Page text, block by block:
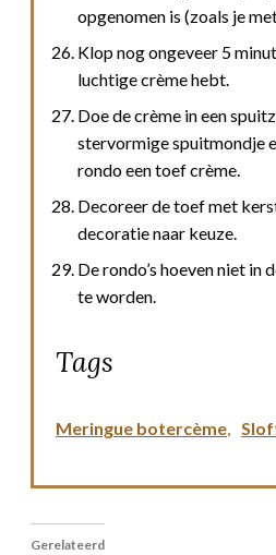
opgenomen is (zoals je
Klop nog ongeveer 5
luchtige crème hebt.
Doe de crème in een
stervormige spuitmondje
rondo een toef crème.
Decoreer de toef met
decoratie naar keuze.
De rondo’s hoeven niet in
te worden.
Tags
Meringue botercème,
Gerelateerd